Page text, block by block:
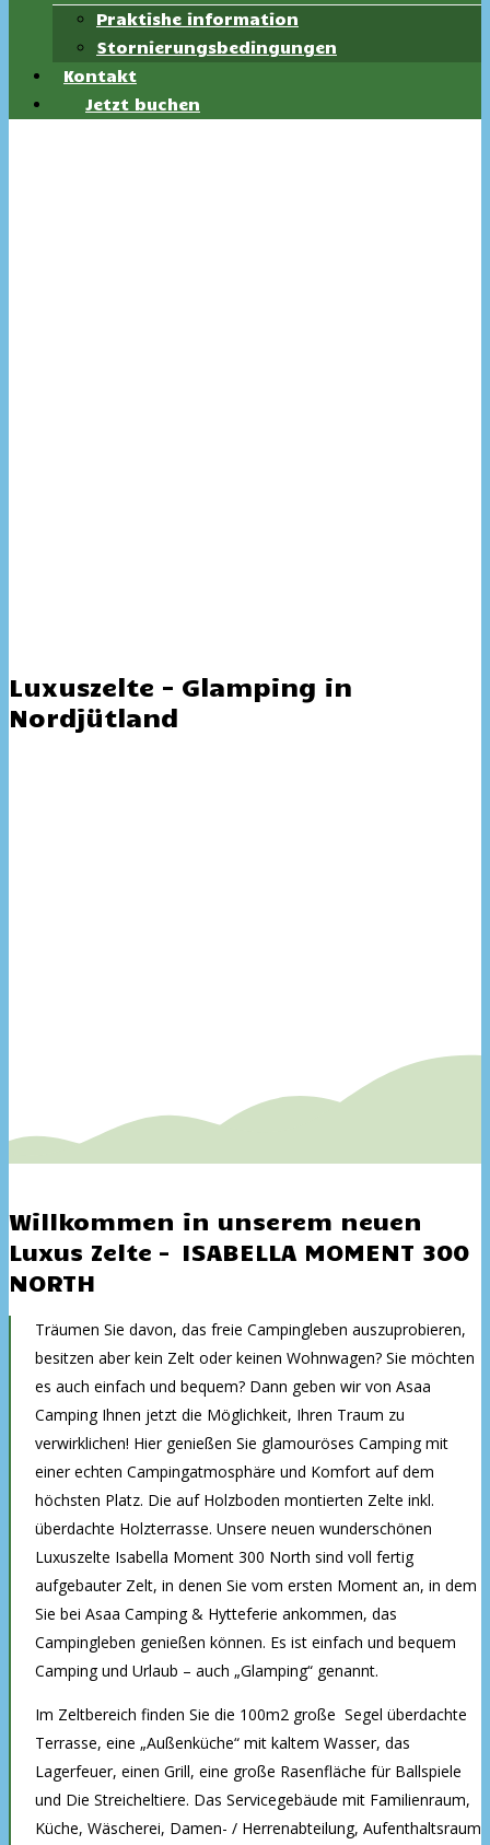
Praktishe information
Stornierungsbedingungen
Kontakt
Jetzt buchen
Luxuszelte – Glamping in
Nordjütland
Willkommen in unserem neuen
Luxus Zelte – ISABELLA MOMENT 300
NORTH
Träumen Sie davon, das freie Campingleben auszuprobieren,
besitzen aber kein Zelt oder keinen Wohnwagen? Sie möchten
es auch einfach und bequem? Dann geben wir von Asaa
Camping Ihnen jetzt die Möglichkeit, Ihren Traum zu
verwirklichen! Hier genießen Sie glamouröses Camping mit
einer echten Campingatmosphäre und Komfort auf dem
höchsten Platz. Die auf Holzboden montierten Zelte inkl.
überdachte Holzterrasse. Unsere neuen wunderschönen
Luxuszelte Isabella Moment 300 North sind voll fertig
aufgebauter Zelt, in denen Sie vom ersten Moment an, in dem
Sie bei Asaa Camping & Hytteferie ankommen, das
Campingleben genießen können. Es ist einfach und bequem
Camping und Urlaub – auch „Glamping“ genannt.
Im Zeltbereich finden Sie die 100m2 große Segel überdachte
Terrasse, eine „Außenküche“ mit kaltem Wasser, das
Lagerfeuer, einen Grill, eine große Rasenfläche für Ballspiele
und Die Streicheltiere. Das Servicegebäude mit Familienraum,
Küche, Wäscherei, Damen- / Herrenabteilung, Aufenthaltsraum